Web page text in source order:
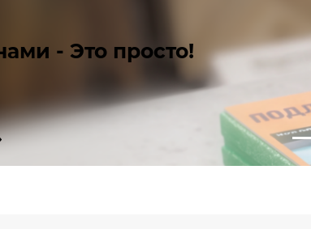
- Это просто!